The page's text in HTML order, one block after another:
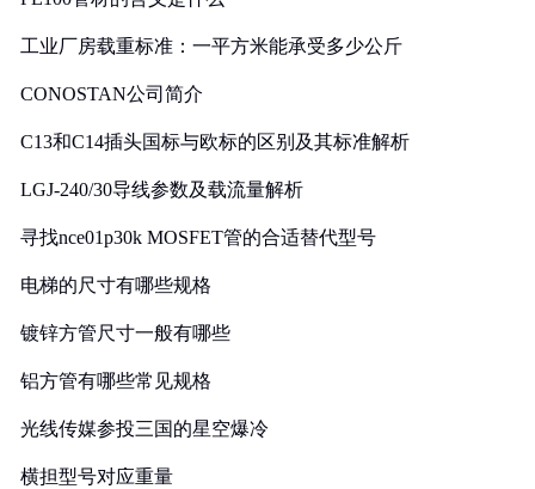
工业厂房载重标准：一平方米能承受多少公斤
CONOSTAN公司简介
C13和C14插头国标与欧标的区别及其标准解析
LGJ-240/30导线参数及载流量解析
寻找nce01p30k MOSFET管的合适替代型号
电梯的尺寸有哪些规格
镀锌方管尺寸一般有哪些
铝方管有哪些常见规格
光线传媒参投三国的星空爆冷
横担型号对应重量